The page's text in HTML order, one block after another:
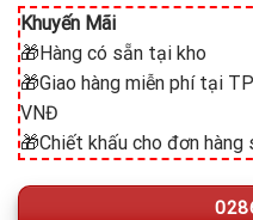
Khuyến Mãi
🎁Hàng có sẵn tại kho
🎁Giao hàng miễn phí tại
VNĐ
🎁Chiết khấu cho đơn hàng